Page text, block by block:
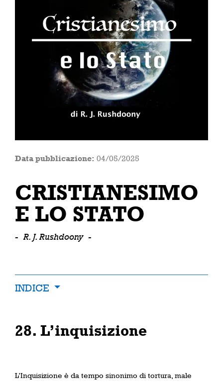
Data pubblicazione: 04/05/2025
CRISTIANESIMO
E LO STATO
- R. J. Rushdoony -
INDICE
28. L’inquisizione
L’Inquisizione è da tempo sinonimo di tortura, male